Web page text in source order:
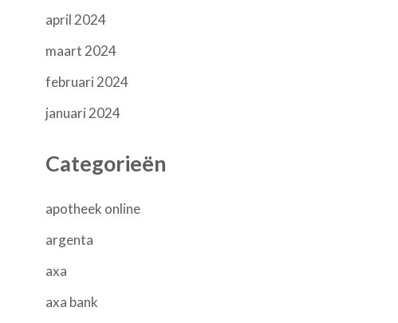
april 2024
maart 2024
februari 2024
januari 2024
Categorieën
apotheek online
argenta
axa
axa bank